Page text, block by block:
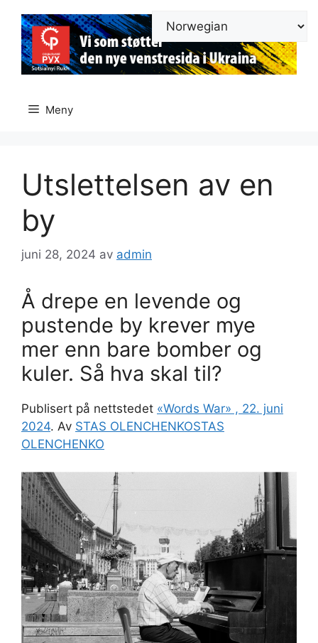
innhold
Meny
Utslettelsen av en
by
juni 28, 2024 av admin
Å drepe en levende og
pustende by krever mye
mer enn bare bomber og
kuler. Så hva skal til?
Publisert på nettstedet «Words War» , 22. juni
2024. Av STAS OLENCHENKOSTAS
OLENCHENKO